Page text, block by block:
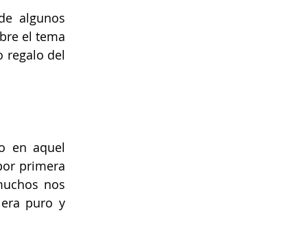
algunos
el tema
regalo del
en aquel
primera
nos
puro y